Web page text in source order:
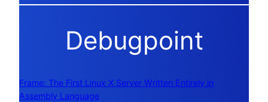
Debugpoint
Frame: The First Linux X Server Written Entirely in
Assembly Language